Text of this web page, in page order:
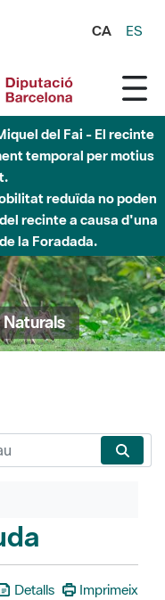
CA ES
del Fai - El recinte
temporal per motius
reduïda no poden
recinte a causa d'una
la Foradada.
Detalls
Imprimeix